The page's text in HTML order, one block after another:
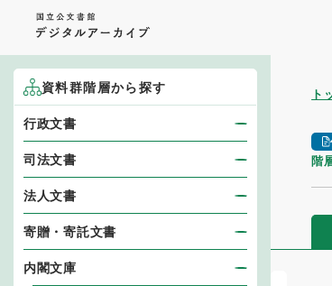
ト
階
資料群階層から探す
行政文書
司法文書
法人文書
寄贈・寄託文書
内閣文庫